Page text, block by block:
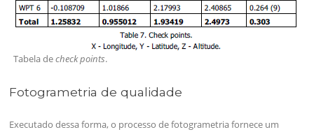
Tabela decheck points.
Fotogrametria de qualidade
Executado dessa forma, o processo de fotogrametria fornece um